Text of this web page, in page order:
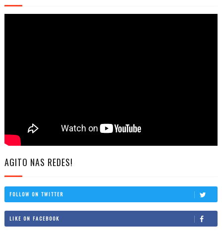
AGITO NAS REDES!
FOLLOW ON TWITTER
LIKE ON FACEBOOK